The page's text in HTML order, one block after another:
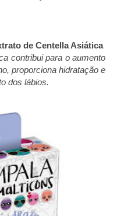
de Centella Asiática
contribui para o aumento
proporciona hidratação e
dos lábios.